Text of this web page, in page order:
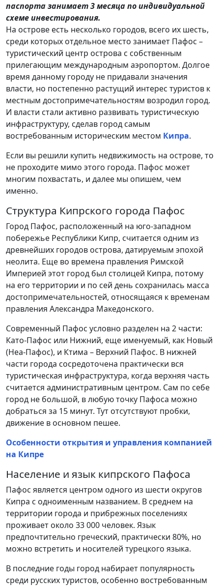
паспорта занимает 3 месяца по индивидуальной
схеме инвестирования.
На острове есть несколько городов, всего их шесть,
среди которых отдельное место занимает Пафос –
туристический центр острова с собственным
прилегающим международным аэропортом. Долгое
время данному городу не придавали значения
власти, но постепенно растущий интерес туристов к
местным достопримечательностям возродил город.
И власти стали активно развивать туристическую
инфраструктуру, сделав город самым
востребованным историческим местом Кипра.
Если вы решили купить недвижимость на острове, то
не проходите мимо этого города. Пафос может
многим похвастать, и далее мы опишем, чем
именно.
Структура Кипрского города Пафос
Город Пафос, расположенный на юго-западном
побережье Республики Кипр, считается одним из
древнейших городов острова, датируемым эпохой
неолита. Еще во времена правления Римской
Империей этот город был столицей Кипра, потому
на его территории и по сей день сохранилась масса
достопримечательностей, относящаяся к временам
правления Александра Македонского.
Современный Пафос условно разделен на 2 части:
Като-Пафос или Нижний, еще именуемый, как Новый
(Неа-Пафос), и Ктима – Верхний Пафос. В нижней
части города сосредоточена практически вся
туристическая инфраструктура, когда верхняя часть
считается административным центром. Сам по себе
город не большой, в любую точку Пафоса можно
добраться за 15 минут. Тут отсутствуют пробки,
движение в основном пешее.
Особенности открытия и управления компанией
на Кипре
Население и язык кипрского Пафоса
Пафос является центром одного из шести округов
Кипра с одноименным названием. В среднем на
территории города и прибрежных поселениях
проживает около 33 000 человек. Язык
предпочтительно греческий, практически 80%, но
можно встретить и носителей турецкого языка.
В последние годы город набирает популярность
среди русских туристов, особенно востребованным